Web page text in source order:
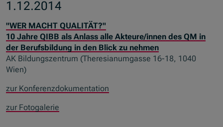
1.12.2014
"WER MACHT QUALITÄT?"
10 Jahre QIBB als Anlass alle Akteure/innen des QM in
der Berufsbildung in den Blick zu nehmen
AK Bildungszentrum (Theresianumgasse 16-18, 1040
Wien)
zur Konferenzdokumentation
zur Fotogalerie